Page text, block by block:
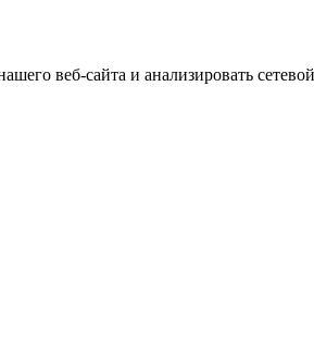
веб-сайта и анализировать